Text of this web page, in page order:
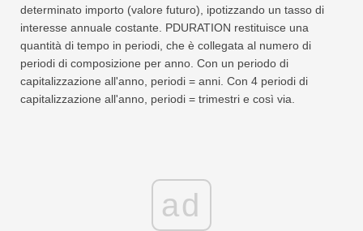
determinato importo (valore futuro), ipotizzando un tasso di
interesse annuale costante. PDURATION restituisce una
quantità di tempo in periodi, che è collegata al numero di
periodi di composizione per anno. Con un periodo di
capitalizzazione all'anno, periodi = anni. Con 4 periodi di
capitalizzazione all'anno, periodi = trimestri e così via.
ad